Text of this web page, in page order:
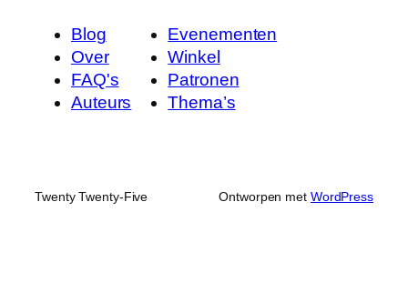
Blog
Over
FAQ's
Auteurs
Evenementen
Winkel
Patronen
Thema’s
Twenty Twenty-Five Ontworpen met WordPress